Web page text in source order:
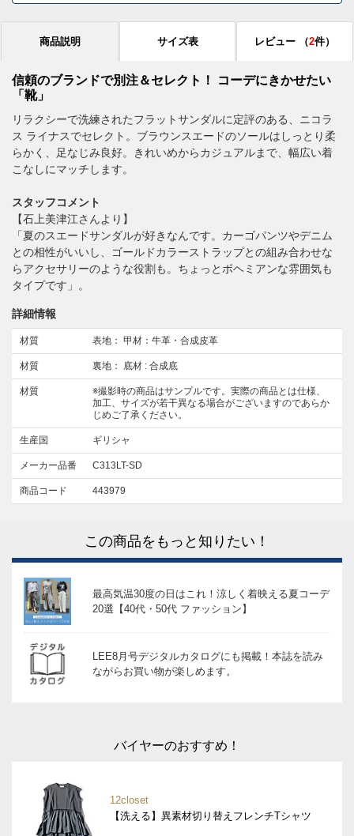
商品説明 サイズ表 レビュー （2件）
信頼のブランドで別注＆セレクト！ コーデにきかせたい
「靴」
リラクシーで洗練されたフラットサンダルに定評のある、ニコラ
ス ライナスでセレクト。ブラウンスエードのソールはしっとり柔
らかく、足なじみ良好。きれいめからカジュアルまで、幅広い着
こなしにマッチします。
スタッフコメント
【石上美津江さんより】
「夏のスエードサンダルが好きなんです。カーゴパンツやデニム
との相性がいいし、ゴールドカラーストラップとの組み合わせな
らアクセサリーのような役割も。ちょっとボヘミアンな雰囲気も
タイプです」。
詳細情報
材質 表地： 甲材：牛革・合成皮革
材質 裏地： 底材 : 合成底
材質
※撮影時の商品はサンプルです。実際の商品とは仕様、
加工、サイズが若干異なる場合がございますのであらか
じめご了承ください。
生産国 ギリシャ
メーカー品番 C313LT-SD
商品コード 443979
この商品をもっと知りたい！
最高気温30度の日はこれ！涼しく着映える夏コーデ
20選【40代・50代 ファッション】
LEE8月号デジタルカタログにも掲載！本誌を読み
ながらお買い物が楽しめます。
バイヤーのおすすめ！
12closet
【洗える】異素材切り替えフレンチTシャツ